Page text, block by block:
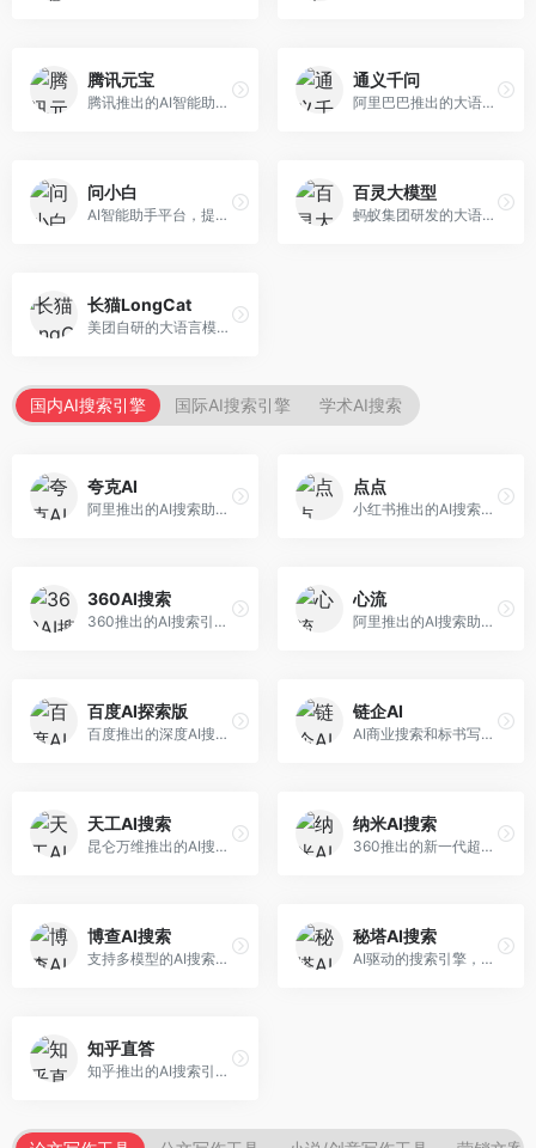
腾讯元宝
腾讯推出的AI智能助手，整合微信生态和腾讯云服务。面向普通用户和企业客户，支持文档解析、图像理解、联网搜索等功能，与腾讯产品无缝衔接，办公协作便捷。
通义千问
阿里巴巴推出的大语言模型平台，提供对话问答、文档处理、图像理解、代码编写等全方位AI服务。面向企业用户和个人开发者，集成阿里云生态，支持多模态交互，企业级安全保障。
问小白
AI智能助手平台，提供知识问答、文本创作、文档处理等服务。面向普通用户和职场人士，操作简便，响应速度快，支持多场景应用。
百灵大模型
蚂蚁集团研发的大语言模型平台，专注于金融科技和企业服务。面向金融机构和企业客户，提供智能客服、风险分析、文档处理等服务，金融场景理解深入。
长猫LongCat
美团自研的大语言模型对话平台，专注于本地生活服务场景。面向美团生态用户，提供智能推荐、服务问答等功能，本地生活知识覆盖全面。
国内AI搜索引擎 国际AI搜索引擎 学术AI搜索
夸克AI
阿里推出的AI搜索助手，整合搜索与AI功能。面向年轻用户，提供智能搜索、文档处理、学习辅助等服务，与夸克生态深度整合。
点点
小红书推出的AI搜索应用，专注于生活方式内容搜索。面向小红书用户，提供生活攻略、消费决策、内容推荐等服务，生活方式内容丰富。
360AI搜索
360推出的AI搜索引擎，专注于安全智能搜索。面向普通用户，提供智能问答、网页搜索、内容整理等服务，安全防护能力强。
心流
阿里推出的AI搜索助手，专注于智能信息获取。面向普通用户，提供智能搜索、内容整理、知识问答等服务，与阿里生态深度整合。
百度AI探索版
百度推出的深度AI搜索引擎，整合百度知识图谱。面向中文用户，提供智能问答、知识探索、内容生成等服务，知识覆盖面广。
链企AI
AI商业搜索和标书写作工具，专注于企业服务场景。面向企业用户，提供商业信息搜索、标书生成、企业分析等服务，商业信息专业。
天工AI搜索
昆仑万维推出的AI搜索引擎，整合大模型与搜索能力。面向普通用户，提供智能问答、深度搜索、内容整理等服务，中文搜索体验好。
纳米AI搜索
360推出的新一代超级AI搜索，深度整合360搜索资源。面向普通用户，提供智能问答、多模态搜索、内容生成等服务，安全可靠。
博查AI搜索
支持多模型的AI搜索引擎，整合多种大模型能力。面向AI爱好者，提供多模型搜索、答案对比、深度分析等服务，模型选择灵活。
秘塔AI搜索
AI驱动的搜索引擎，专注于无广告直达结果。面向研究者和信息获取需求者，提供深度搜索、来源标注、答案整理等服务，搜索结果干净准确，信息可信度高。
知乎直答
知乎推出的AI搜索引擎，专注于知识问答场景。面向知识获取者，提供知乎内容搜索、智能问答、知识整理等服务，专业知识丰富。